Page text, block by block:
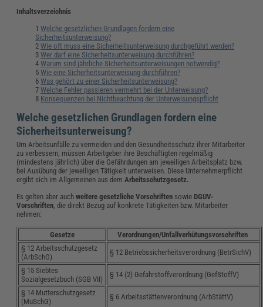
Inhaltsverzeichnis
Welche gesetzlichen Grundlagen fordern eine
Sicherheitsunterweisung?
Wie oft muss eine Sicherheitsunterweisung durchgeführt werden?
Wer darf eine Sicherheitsunterweisung durchführen?
Warum sind jährliche Sicherheitsunterweisungen notwendig?
Wie eine Sicherheitsunterweisung durchführen?
Was gehört zu einer Sicherheitsunterweisung?
Welche Fehler passieren vermehrt bei der Unterweisung?
Konsequenzen bei Nichtbeachtung der Unterweisungspflicht
Welche gesetzlichen Grundlagen fordern eine
Sicherheitsunterweisung?
Um Arbeitsunfälle zu vermeiden und den Gesundheitsschutz ihrer Mitarbeiter
zu verbessern, müssen Arbeitgeber ihre Beschäftigten regelmäßig
(mindestens jährlich) über die Gefährdungen am jeweiligen Arbeitsplatz bzw.
bei Ausübung der jeweiligen Tätigkeit unterweisen. Diese Unternehmerpflicht
ergibt sich im Allgemeinen aus demArbeitsschutzgesetz.
Es gelten aber auchweitere gesetzliche Vorschriften sowie DGUV-
Vorschriften, die direkt Bezug auf konkrete Tätigkeiten bzw. Mitarbeiter
nehmen:
Gesetze
Verordnungen/Unfallverhütungsvorschriften
§ 12 Arbeitsschutzgesetz
(ArbSchG)
§ 12 Betriebssicherheitsverordnung (BetrSichV)
§ 15 Siebtes
Sozialgesetzbuch (SGB VII)
§ 14 (2) Gefahrstoffverordnung (GefStoffV)
§ 14 Mutterschutzgesetz
(MuSchG)
§ 6 Arbeitsstättenverordnung (ArbStättV)